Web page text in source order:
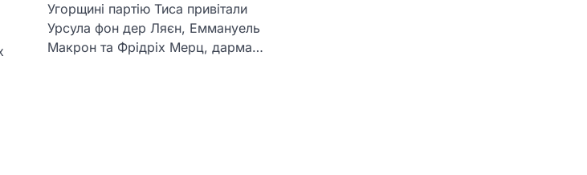
Угорщині партію Тиса привітали
Урсула фон дер Ляєн, Еммануель
Макрон та Фрідріх Мерц, дарма…